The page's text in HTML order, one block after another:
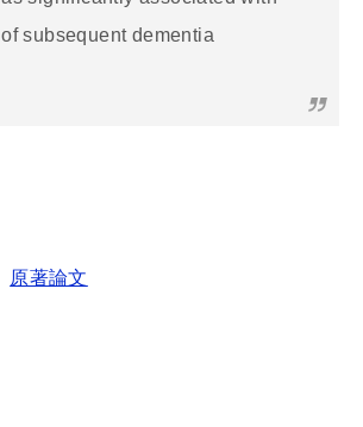
subsequent dementia
原著論文